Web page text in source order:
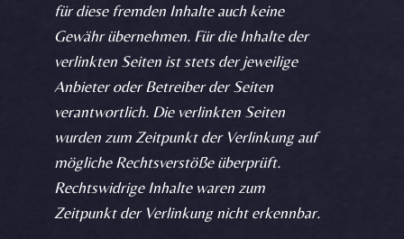
für diese fremden Inhalte auch keine
Gewähr übernehmen. Für die Inhalte der
verlinkten Seiten ist stets der jeweilige
Anbieter oder Betreiber der Seiten
verantwortlich. Die verlinkten Seiten
wurden zum Zeitpunkt der Verlinkung auf
mögliche Rechtsverstöße überprüft.
Rechtswidrige Inhalte waren zum
Zeitpunkt der Verlinkung nicht erkennbar.